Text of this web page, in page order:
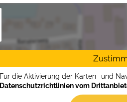
Für die Aktivierung der Karten- und
Datenschutzrichtlinien vom